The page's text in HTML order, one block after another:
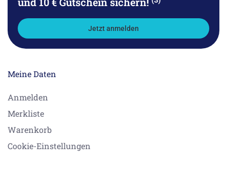
Jetzt anmelden
Meine Daten
Anmelden
Merkliste
Warenkorb
Cookie-Einstellungen